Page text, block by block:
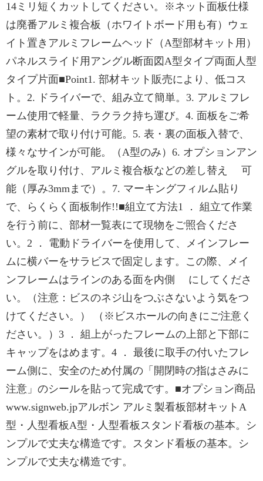
14ミリ短くカットしてください。※ネット面板仕様
は廃番アルミ複合板（ホワイトボード用も有）ウェ
イト置きアルミフレームヘッド（A型部材キット用）
パネルスライド用アングル断面図A型タイプ両面人型
タイプ片面■Point1. 部材キット販売により、低コス
ト。2. ドライバーで、組み立て簡単。3. アルミフレ
ーム使用で軽量、ラクラク持ち運び。4. 面板をご希
望の素材で取り付け可能。5. 表・裏の面板入替で、
様々なサインが可能。（A型のみ）6. オプションアン
グルを取り付け、アルミ複合板などの差し替え 可
能（厚み3mmまで）。7. マーキングフィルム貼り
で、らくらく面板制作!!■組立て方法1 ． 組立て作業
を行う前に、部材一覧表にて現物をご照合くださ
い。2 ． 電動ドライバーを使用して、メインフレー
ムに横バーをサラビスで固定します。この際、メイ
ンフレームはラインのある面を内側 にしてくださ
い。（注意：ビスのネジ山をつぶさないよう気をつ
けてください。） （※ビスホールの向きにご注意く
ださい。）3 ． 組上がったフレームの上部と下部に
キャップをはめます。4 ． 最後に取手の付いたフレ
ーム側に、安全のため付属の「開閉時の指はさみに
注意」のシールを貼って完成です。■オプション商品
www.signweb.jpアルボン アルミ製看板部材キットA
型・人型看板A型・人型看板スタンド看板の基本。シ
ンプルで丈夫な構造です。スタンド看板の基本。シ
ンプルで丈夫な構造です。